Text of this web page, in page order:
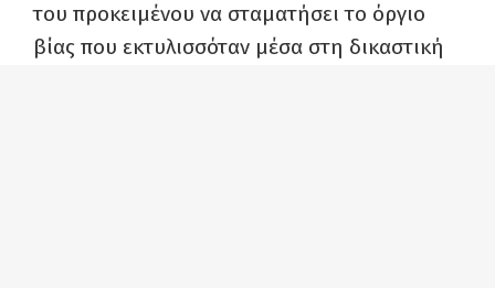
του προκειμένου να σταματήσει το όργιο
βίας που εκτυλισσόταν μέσα στη δικαστική